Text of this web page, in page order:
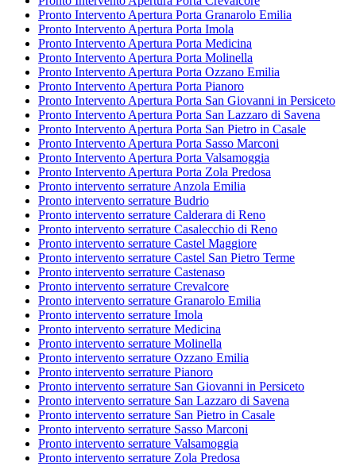
Pronto Intervento Apertura Porta Granarolo Emilia
Pronto Intervento Apertura Porta Imola
Pronto Intervento Apertura Porta Medicina
Pronto Intervento Apertura Porta Molinella
Pronto Intervento Apertura Porta Ozzano Emilia
Pronto Intervento Apertura Porta Pianoro
Pronto Intervento Apertura Porta San Giovanni in Persiceto
Pronto Intervento Apertura Porta San Lazzaro di Savena
Pronto Intervento Apertura Porta San Pietro in Casale
Pronto Intervento Apertura Porta Sasso Marconi
Pronto Intervento Apertura Porta Valsamoggia
Pronto Intervento Apertura Porta Zola Predosa
Pronto intervento serrature Anzola Emilia
Pronto intervento serrature Budrio
Pronto intervento serrature Calderara di Reno
Pronto intervento serrature Casalecchio di Reno
Pronto intervento serrature Castel Maggiore
Pronto intervento serrature Castel San Pietro Terme
Pronto intervento serrature Castenaso
Pronto intervento serrature Crevalcore
Pronto intervento serrature Granarolo Emilia
Pronto intervento serrature Imola
Pronto intervento serrature Medicina
Pronto intervento serrature Molinella
Pronto intervento serrature Ozzano Emilia
Pronto intervento serrature Pianoro
Pronto intervento serrature San Giovanni in Persiceto
Pronto intervento serrature San Lazzaro di Savena
Pronto intervento serrature San Pietro in Casale
Pronto intervento serrature Sasso Marconi
Pronto intervento serrature Valsamoggia
Pronto intervento serrature Zola Predosa